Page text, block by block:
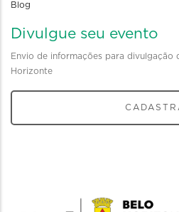
Blog
Divulgue seu evento
Envio de informações para divulgação
Horizonte